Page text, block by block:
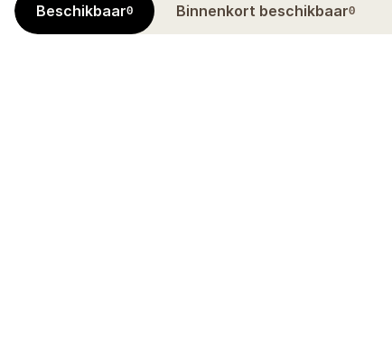
Beschikbaar0 Binnenkort beschikbaar0